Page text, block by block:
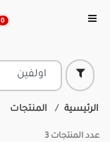
0
الرئيسية المنتجات
عدد المنتجات 3